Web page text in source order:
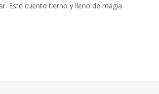
Este cuento tierno y lleno de magia